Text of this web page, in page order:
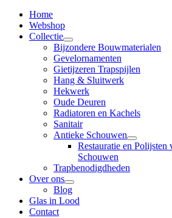
Home
Webshop
Collectie
Bijzondere Bouwmaterialen
Gevelornamenten
Gietijzeren Trapspijlen
Hang & Sluitwerk
Hekwerk
Oude Deuren
Radiatoren en Kachels
Sanitair
Antieke Schouwen
Restauratie en Polijsten
Schouwen
Trapbenodigdheden
Over ons
Blog
Glas in Lood
Contact